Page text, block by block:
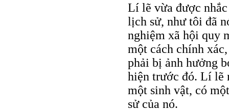
Lí lẽ vừa được
lịch sử, như tôi đã
nghiệm xã hội quy
một cách chính
phải bị ảnh hưởng
hiện trước đó. Lí lẽ
một sinh vật, có
sử của nó.